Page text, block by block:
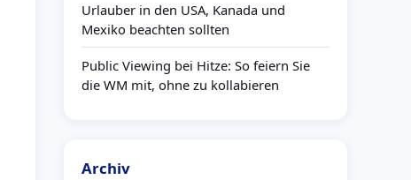
Urlauber in den USA, Kanada und
Mexiko beachten sollten
Public Viewing bei Hitze: So feiern Sie
die WM mit, ohne zu kollabieren
Archiv